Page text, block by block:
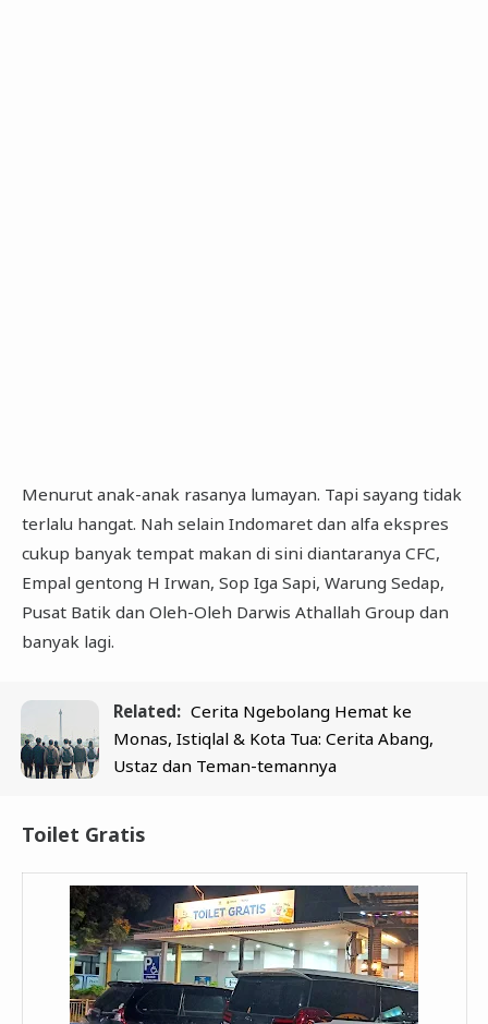
Menurut anak-anak rasanya lumayan. Tapi sayang tidak
terlalu hangat. Nah selain Indomaret dan alfa ekspres
cukup banyak tempat makan di sini diantaranya CFC,
Empal gentong H Irwan, Sop Iga Sapi, Warung Sedap,
Pusat Batik dan Oleh-Oleh Darwis Athallah Group dan
banyak lagi.
Related: Cerita Ngebolang Hemat ke
Monas, Istiqlal & Kota Tua: Cerita Abang,
Ustaz dan Teman-temannya
Toilet Gratis